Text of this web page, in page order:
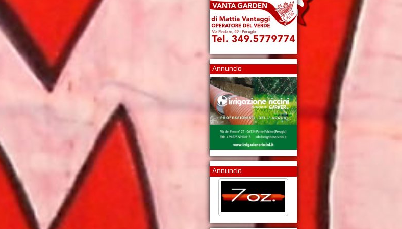
Annuncio
Annuncio